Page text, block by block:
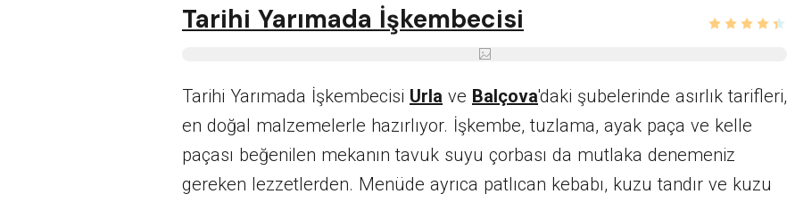
Tarihi Yarımada İşkembecisi
Tarihi Yarımada İşkembecisi Urla ve Balçova'daki şubelerinde asırlık tarifleri,
en doğal malzemelerle hazırlıyor. İşkembe, tuzlama, ayak paça ve kelle
paçası beğenilen mekanın tavuk suyu çorbası da mutlaka denemeniz
gereken lezzetlerden. Menüde ayrıca patlıcan kebabı, kuzu tandır ve kuzu